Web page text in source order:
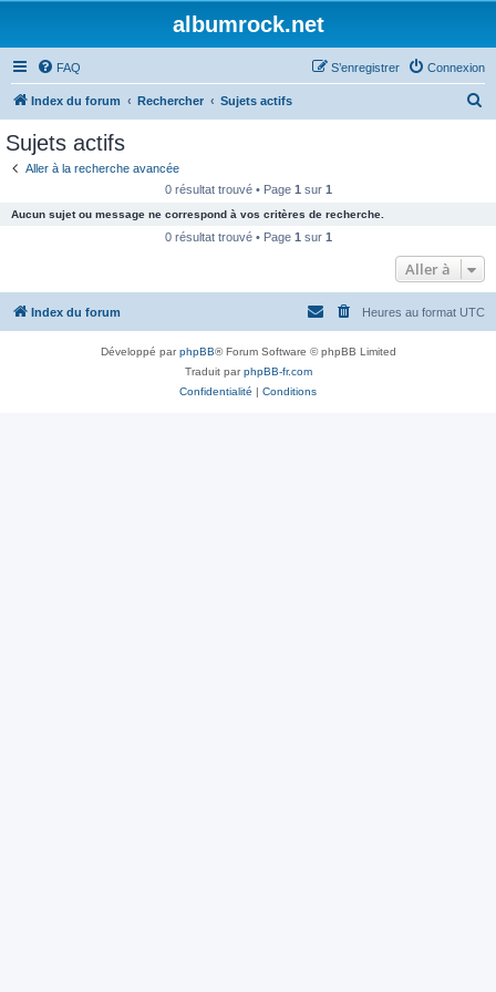
albumrock.net
FAQ Connexion
S’enregistrer
Index du forum Rechercher Sujets actifs
c
e
Sujets actifs
Aller à la recherche avancée
0 résultat trouvé • Page 1 sur 1
Aucun sujet ou message ne correspond à vos critères de recherche.
0 résultat trouvé • Page 1 sur 1
Aller à
Index du forum Heures au format UTC
Développé parphpBB® Forum Software © phpBB Limited
Traduit parphpBB-fr.com
Confidentialité | Conditions